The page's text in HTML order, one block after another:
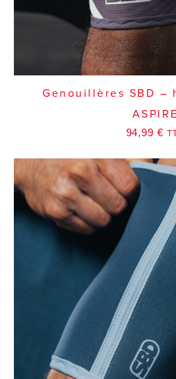
Genouillères SBD –
ASPIRE
94,99 €